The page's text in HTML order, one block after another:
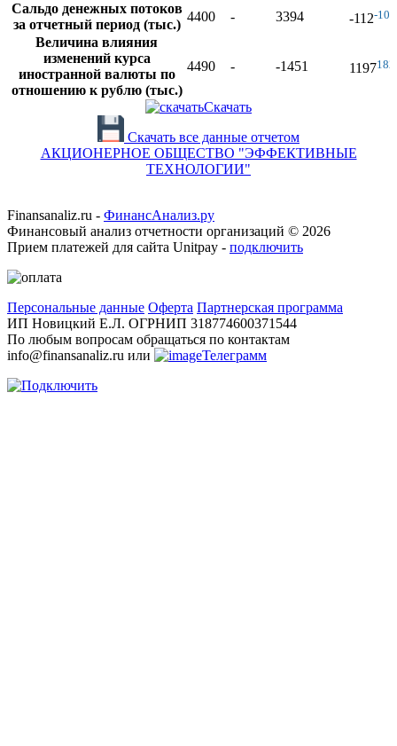
Сальдо денежных потоков
за отчетный период (тыс.)
4400 - 3394 -112-
Величина влияния
изменений курса
иностранной валюты по
отношению к рублю (тыс.)
4490 - -1451 1197
Скачать
Скачать все данные отчетом
АКЦИОНЕРНОЕ ОБЩЕСТВО "ЭФФЕКТИВНЫЕ
ТЕХНОЛОГИИ"
Finansanaliz.ru - ФинанcАнализ.ру
Финансовый анализ отчетности организаций © 2026
Прием платежей для сайта Unitpay - подключить
Персональные данные Оферта Партнерская программа
ИП Новицкий Е.Л. ОГРНИП 318774600371544
По любым вопросам обращаться по контактам
info@finansanaliz.ru или
Телеграмм